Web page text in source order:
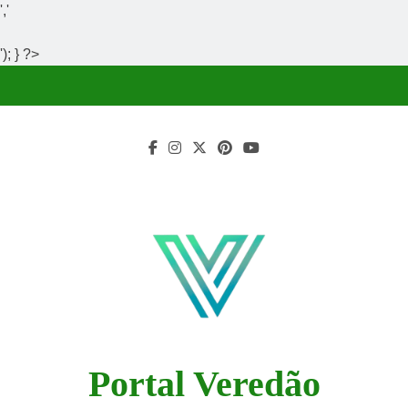
','
'); } ?>
Portal Veredão